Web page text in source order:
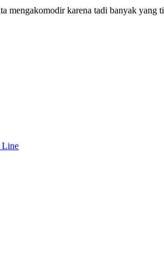
karena tadi banyak
Line